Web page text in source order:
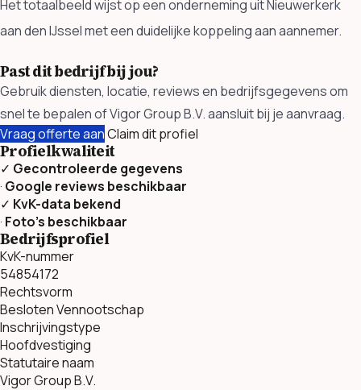
Het totaalbeeld wijst op een onderneming uit Nieuwerkerk
aan den IJssel met een duidelijke koppeling aan aannemer.
Past dit bedrijf bij jou?
Gebruik diensten, locatie, reviews en bedrijfsgegevens om
snel te bepalen of Vigor Group B.V. aansluit bij je aanvraag.
Vraag offerte aanClaim dit profiel
Profielkwaliteit
✓ Gecontroleerde gegevens
· Google reviews beschikbaar
✓ KvK-data bekend
· Foto’s beschikbaar
Bedrijfsprofiel
KvK-nummer
54854172
Rechtsvorm
Besloten Vennootschap
Inschrijvingstype
Hoofdvestiging
Statutaire naam
Vigor Group B.V.